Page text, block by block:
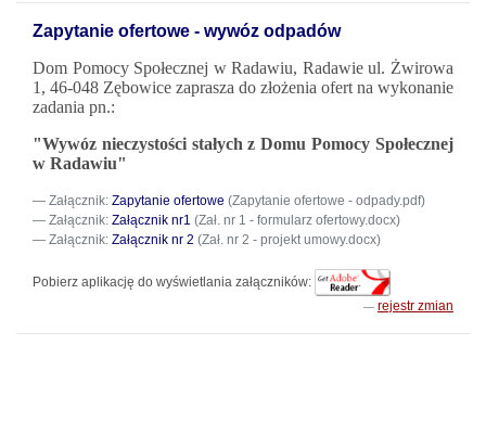
Zapytanie ofertowe - wywóz odpadów
Dom Pomocy Społecznej w Radawiu, Radawie ul. Żwirowa
1, 46-048 Zębowice zaprasza do złożenia ofert na wykonanie
zadania pn.:
"Wywóz nieczystości stałych z Domu Pomocy Społecznej
w Radawiu"
Załącznik: Zapytanie ofertowe (Zapytanie ofertowe - odpady.pdf)
Załącznik: Załącznik nr1 (Zał. nr 1 - formularz ofertowy.docx)
Załącznik: Załącznik nr 2 (Zał. nr 2 - projekt umowy.docx)
Pobierz aplikację do wyświetlania załączników:
rejestr zmian